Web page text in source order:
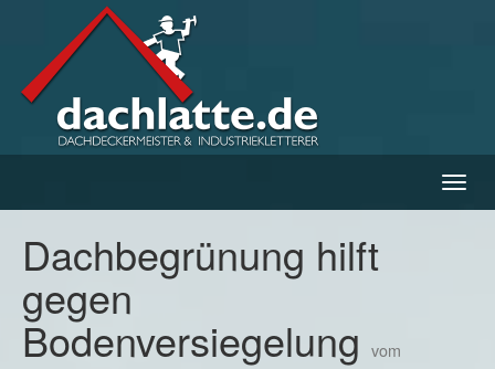
ein-/
Dachbegrünung hilft
gegen
Bodenversiegelung vom